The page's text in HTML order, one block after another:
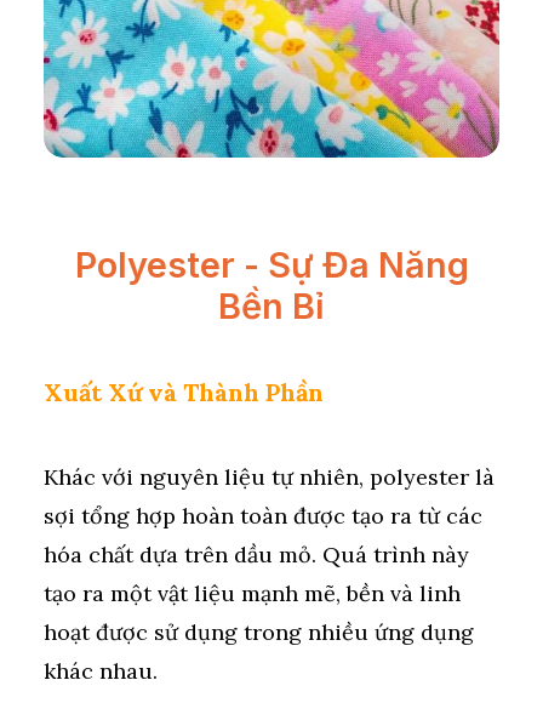
Polyester - Sự Đa Năng
Bền Bỉ
Xuất Xứ và Thành Phần
Khác với nguyên liệu tự nhiên, polyester là
sợi tổng hợp hoàn toàn được tạo ra từ các
hóa chất dựa trên dầu mỏ. Quá trình này
tạo ra một vật liệu mạnh mẽ, bền và linh
hoạt được sử dụng trong nhiều ứng dụng
khác nhau.